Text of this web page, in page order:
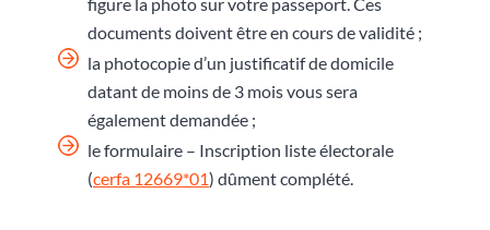
documents doivent être en cours de validité ;
la photocopie d’un justificatif de domicile
datant de moins de 3 mois vous sera
également demandée ;
le formulaire – Inscription liste électorale
(cerfa 12669*01) dûment complété.